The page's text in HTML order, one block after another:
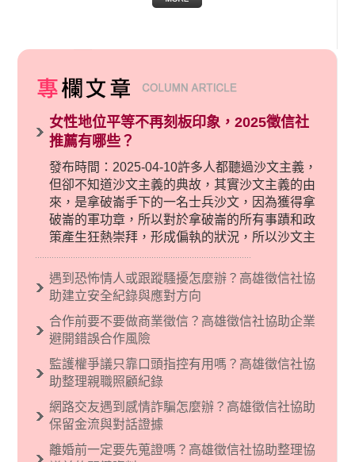
女性地位平等不再刻板印象，2025徵信社
推薦有哪些？
發布時間：2025-04-10許多人都聽過沙文主義，
但卻不知道沙文主義的典故，其實沙文主義的由
來，是拿破崙手下的一名士兵沙文，因為獲得拿
破崙的軍功章，所以對於拿破崙的所有事蹟和政
策產生狂熱崇拜，形成偏執的狀況，所以沙文主
義後來就被拿來暗指偏見和歧視，而且有沙文主
義傾向的人，通常對於自己的國家和民族有超強
烈的卓越感，因而瞧不起其他國家的人，所以沙
現了男性沙文…
遇到恐怖情人或跟蹤騷擾怎麼辦？高雄徵信社協
助建立安全紀錄與應對方向
合作前要不要做商業徵信？高雄徵信社協助企業
避開錯誤合作風險
監護權爭議只靠口頭指控有用嗎？高雄徵信社協
助整理親職照顧紀錄
網路交友遇到感情詐騙怎麼辦？高雄徵信社協助
保留金流與對話證據
離婚前一定要先蒐證嗎？高雄徵信社協助整理協